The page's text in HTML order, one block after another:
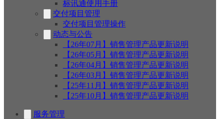
标讯通使用手册
交付项目管理
交付项目管理操作
动态与公告
【26年07月】销售管理产品更新说明
【26年05月】销售管理产品更新说明
【26年04月】销售管理产品更新说明
【26年03月】销售管理产品更新说明
【25年11月】销售管理产品更新说明
【25年10月】销售管理产品更新说明
服务管理